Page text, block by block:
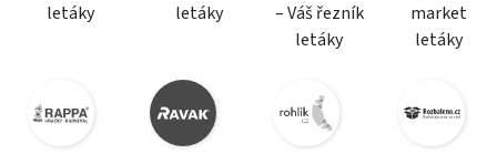
letáky
letáky
– Váš řezník
letáky
market
letáky